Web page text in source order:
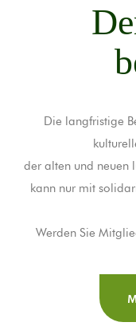
Die langfristige
der alten und neuen
kann nur mit
Werden Sie